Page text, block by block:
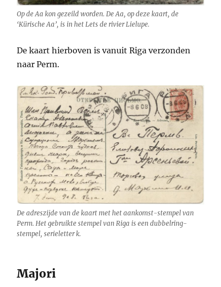
Op de Aa kon gezeild worden. De Aa, op deze kaart, de
‘Kürische Aa’, is in het Lets de rivier Lielupe.
De kaart hierboven is vanuit Riga verzonden
naar Perm.
De adreszijde van de kaart met het aankomst-stempel van
Perm. Het gebruikte stempel van Riga is een dubbelring-
stempel, serieletter k.
Majori